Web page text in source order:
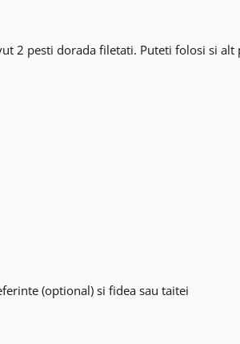
2 pesti dorada filetati. Puteti folosi si alt
(optional) si fidea sau taitei